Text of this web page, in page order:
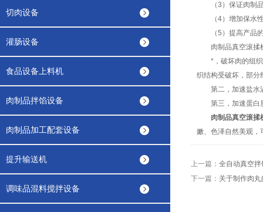
切肉设备
灌肠设备
食品设备上料机
肉制品拌馅设备
肉制品加工配套设备
提升输送机
调味品混料搅拌设备
（3）保证肉制品
（4）增加保水性
（5）提高产品的
肉制品真空滚揉
*，破坏肉的组织
织结构受破坏，部分
第二，加速盐水渗
第三，加速蛋白质
肉制品真空滚揉
嫩、色泽自然美观，
上一篇： 全自动真空
下一篇： 关于制作肉